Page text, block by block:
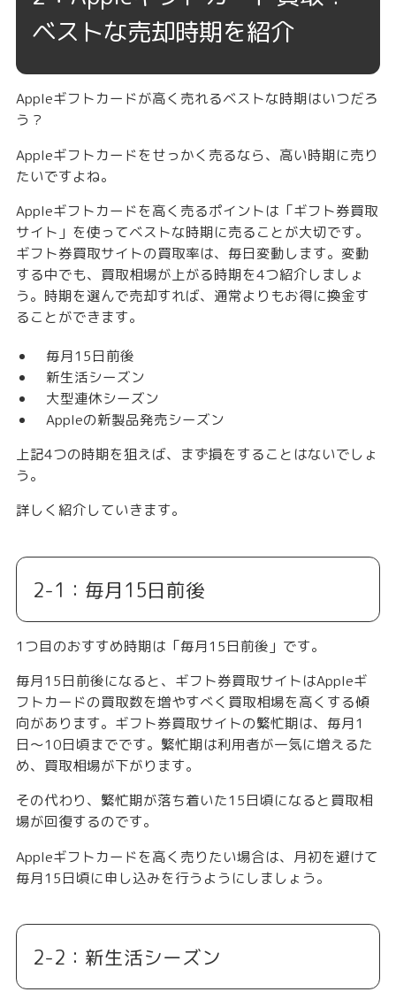
ベストな売却時期を紹介
Appleギフトカードが高く売れるベストな時期はいつだろ
う？
Appleギフトカードをせっかく売るなら、高い時期に売り
たいですよね。
Appleギフトカードを高く売るポイントは「ギフト券買取
サイト」を使ってベストな時期に売ることが大切です。
ギフト券買取サイトの買取率は、毎日変動します。変動
する中でも、買取相場が上がる時期を4つ紹介しましょ
う。時期を選んで売却すれば、通常よりもお得に換金す
ることができます。
毎月15日前後
新生活シーズン
大型連休シーズン
Appleの新製品発売シーズン
上記4つの時期を狙えば、まず損をすることはないでしょ
う。
詳しく紹介していきます。
2-1：毎月15日前後
1つ目のおすすめ時期は「毎月15日前後 」です。
毎月15日前後になると、ギフト券買取サイトはAppleギ
フトカードの買取数を増やすべく買取相場を高くする傾
向があります。ギフト券買取サイトの繁忙期は、毎月1
日〜10日頃までです。繁忙期は利用者が一気に増えるた
め、買取相場が下がります。
その代わり、繁忙期が落ち着いた15日頃になると買取相
場が回復するのです。
Appleギフトカードを高く売りたい場合は、月初を避けて
毎月15日頃に申し込みを行うようにしましょう。
2-2：新生活シーズン